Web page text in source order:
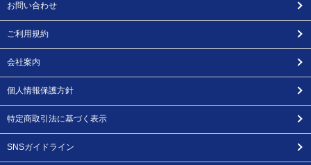
お問い合わせ
ご利用規約
会社案内
個人情報保護方針
特定商取引法に基づく表示
SNSガイドライン